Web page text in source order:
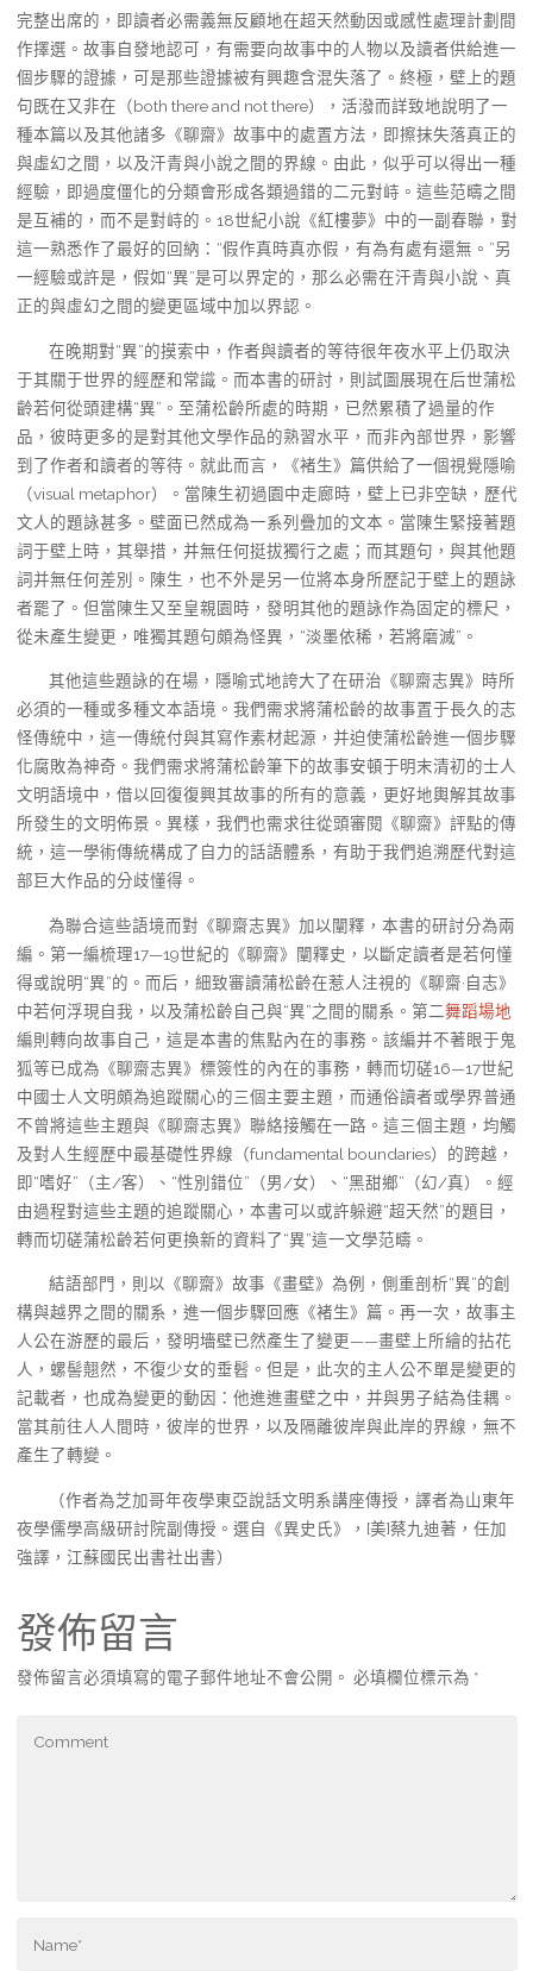
完整出席的，即讀者必需義無反顧地在超天然動因或感性處理計劃間
作擇選。故事自發地認可，有需要向故事中的人物以及讀者供給進一
個步驟的證據，可是那些證據被有興趣含混失落了。終極，壁上的題
句既在又非在（both there and not there），活潑而詳致地說明了一
種本篇以及其他諸多《聊齋》故事中的處置方法，即擦抹失落真正的
與虛幻之間，以及汗青與小說之間的界線。由此，似乎可以得出一種
經驗，即過度僵化的分類會形成各類過錯的二元對峙。這些范疇之間
是互補的，而不是對峙的。18世紀小說《紅樓夢》中的一副春聯，對
這一熟悉作了最好的回納：“假作真時真亦假，有為有處有還無。”另
一經驗或許是，假如“異”是可以界定的，那么必需在汗青與小說、真
正的與虛幻之間的變更區域中加以界認。
在晚期對“異”的摸索中，作者與讀者的等待很年夜水平上仍取決
于其關于世界的經歷和常識。而本書的研討，則試圖展現在后世蒲松
齡若何從頭建構“異”。至蒲松齡所處的時期，已然累積了過量的作
品，彼時更多的是對其他文學作品的熟習水平，而非內部世界，影響
到了作者和讀者的等待。就此而言，《褚生》篇供給了一個視覺隱喻
（visual metaphor）。當陳生初過園中走廊時，壁上已非空缺，歷代
文人的題詠甚多。壁面已然成為一系列疊加的文本。當陳生緊接著題
詞于壁上時，其舉措，并無任何挺拔獨行之處；而其題句，與其他題
詞并無任何差別。陳生，也不外是另一位將本身所歷記于壁上的題詠
者罷了。但當陳生又至皇親園時，發明其他的題詠作為固定的標尺，
從未產生變更，唯獨其題句頗為怪異，“淡墨依稀，若將磨滅”。
其他這些題詠的在場，隱喻式地誇大了在研治《聊齋志異》時所
必須的一種或多種文本語境。我們需求將蒲松齡的故事置于長久的志
怪傳統中，這一傳統付與其寫作素材起源，并迫使蒲松齡進一個步驟
化腐敗為神奇。我們需求將蒲松齡筆下的故事安頓于明末清初的士人
文明語境中，借以回復復興其故事的所有的意義，更好地輿解其故事
所發生的文明佈景。異樣，我們也需求往從頭審閱《聊齋》評點的傳
統，這一學術傳統構成了自力的話語體系，有助于我們追溯歷代對這
部巨大作品的分歧懂得。
為聯合這些語境而對《聊齋志異》加以闡釋，本書的研討分為兩
編。第一編梳理17—19世紀的《聊齋》闡釋史，以斷定讀者是若何懂
得或說明“異”的。而后，細致審讀蒲松齡在惹人注視的《聊齋·自志》
中若何浮現自我，以及蒲松齡自己與“異”之間的關系。第二舞蹈場地
編則轉向故事自己，這是本書的焦點內在的事務。該編并不著眼于鬼
狐等已成為《聊齋志異》標簽性的內在的事務，轉而切磋16—17世紀
中國士人文明頗為追蹤關心的三個主要主題，而通俗讀者或學界普通
不曾將這些主題與《聊齋志異》聯絡接觸在一路。這三個主題，均觸
及對人生經歷中最基礎性界線（fundamental boundaries）的跨越，
即“嗜好”（主/客）、“性別錯位”（男/女）、“黑甜鄉”（幻/真）。經
由過程對這些主題的追蹤關心，本書可以或許躲避“超天然”的題目，
轉而切磋蒲松齡若何更換新的資料了“異”這一文學范疇。
結語部門，則以《聊齋》故事《畫壁》為例，側重剖析“異”的創
構與越界之間的關系，進一個步驟回應《褚生》篇。再一次，故事主
人公在游歷的最后，發明墻壁已然產生了變更——畫壁上所繪的拈花
人，螺髻翹然，不復少女的垂髫。但是，此次的主人公不單是變更的
記載者，也成為變更的動因：他進進畫壁之中，并與男子結為佳耦。
當其前往人人間時，彼岸的世界，以及隔離彼岸與此岸的界線，無不
產生了轉變。
（作者為芝加哥年夜學東亞說話文明系講座傳授，譯者為山東年
夜學儒學高級研討院副傳授。選自《異史氏》，[美]蔡九迪著，任加
強譯，江蘇國民出書社出書）
發佈留言
發佈留言必須填寫的電子郵件地址不會公開。 必填欄位標示為 *